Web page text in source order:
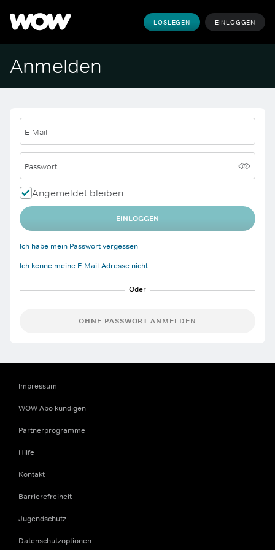
LOSLEGEN EINLOGGEN
Anmelden
E-Mail
Passwort
Angemeldet bleiben
EINLOGGEN
Ich habe mein Passwort vergessen
Ich kenne meine E-Mail-Adresse nicht
OHNE PASSWORT ANMELDEN
Impressum
WOW Abo kündigen
Partnerprogramme
Hilfe
Kontakt
Barrierefreiheit
Jugendschutz
Datenschutzoptionen